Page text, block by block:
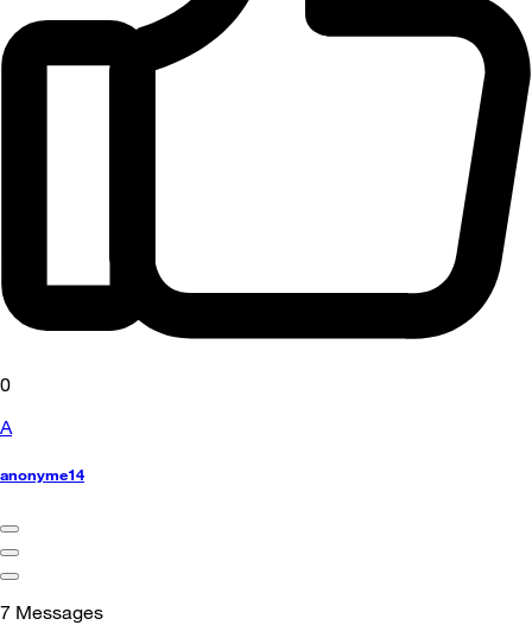
0
A
anonyme14
7 Messages